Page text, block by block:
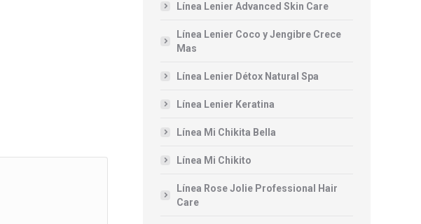
Línea Lenier Advanced Skin Care
Línea Lenier Coco y Jengibre Crece
Mas
Línea Lenier Détox Natural Spa
Línea Lenier Keratina
Línea Mi Chikita Bella
Línea Mi Chikito
Línea Rose Jolie Professional Hair
Care